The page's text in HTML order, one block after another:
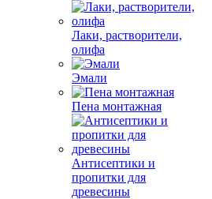
Лаки, растворители,
олифа
Эмали
Пена монтажная
Антисептики и
пропитки для
древесины